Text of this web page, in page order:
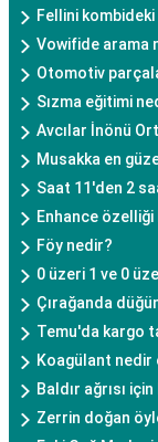
Fellini
Vowifide arama
Otomotiv
Sızma eğitimi
Avcılar İnönü
Musakka en
Saat 11'den 2
Enhance
Föy nedir?
0 üzeri 1 ve 0
Çırağanda
Temu'da kargo
Koagülant nedir
Baldır ağrısı
Zerrin doğan